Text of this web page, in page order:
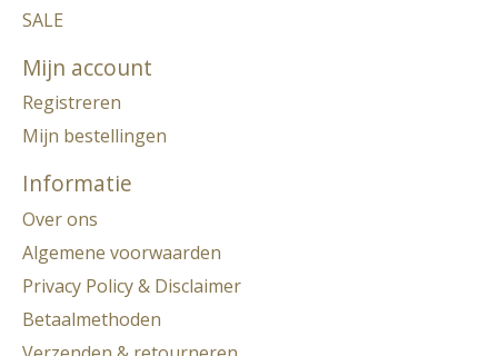
SALE
Mijn account
Registreren
Mijn bestellingen
Informatie
Over ons
Algemene voorwaarden
Privacy Policy & Disclaimer
Betaalmethoden